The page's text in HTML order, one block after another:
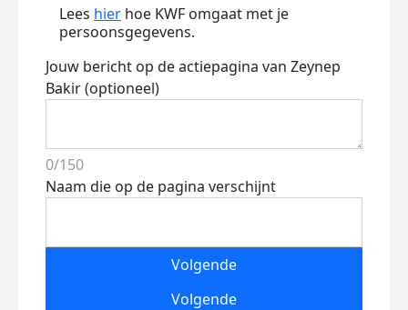
Lees hier hoe KWF omgaat met je
persoonsgegevens.
Jouw bericht op de actiepagina van Zeynep
Bakir (optioneel)
0/150
Naam die op de pagina verschijnt
Volgende
Volgende